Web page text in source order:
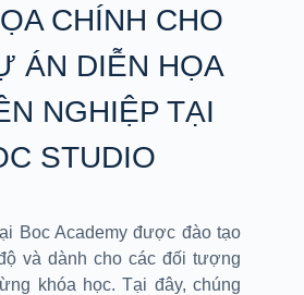
CHÍNH CHO
ÁN DIỄN HỌA
NGHIỆP TẠI
STUDIO
Boc Academy được đào tạo
và dành cho các đối tượng
khóa học. Tại đây, chúng